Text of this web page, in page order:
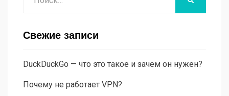
Свежие записи
DuckDuckGo — что это такое и зачем он нужен?
Почему не работает VPN?